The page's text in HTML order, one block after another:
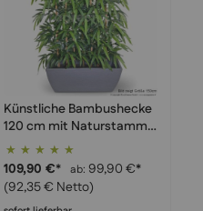
Künstliche Bambushecke
120 cm mit Naturstamm –
Raumteiler blickdicht
Bewertung:
97%
109,90 €* ab 99,90 €*
(92,35 € Netto)